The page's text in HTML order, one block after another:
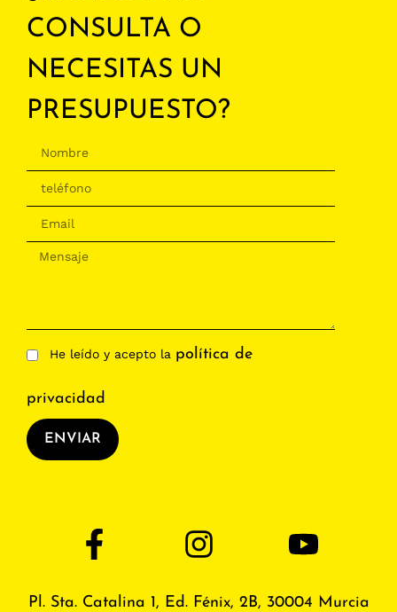
CONSULTA O
NECESITAS UN
PRESUPUESTO?
He leído y acepto la política de
privacidad
ENVIAR
Pl. Sta. Catalina 1, Ed. Fénix, 2B, 30004 Murcia